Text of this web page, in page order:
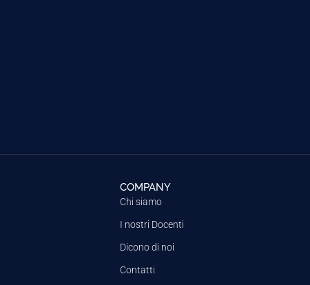
COMPANY
Chi siamo
I nostri Docenti
Dicono di noi
Contatti